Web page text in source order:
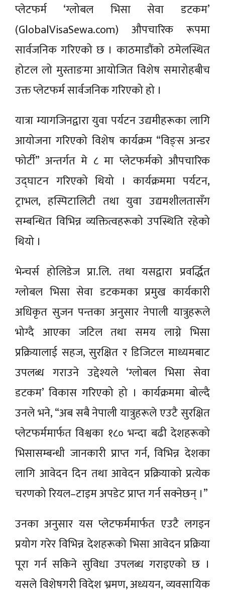
प्लेटफर्म ‘ग्लोबल भिसा सेवा डटकम’
(GlobalVisaSewa.com) औपचारिक रूपमा
सार्वजनिक गरिएको छ । काठमाडौंको ठमेलस्थित
होटल लो मुस्ताङमा आयोजित विशेष समारोहबीच
उक्त प्लेटफर्म सार्वजनिक गरिएको हो ।
यात्रा म्यागजिनद्वारा युवा पर्यटन उद्यमीहरूका लागि
आयोजना गरिएको विशेष कार्यक्रम “विङ्स अन्डर
फोर्टी” अन्तर्गत मे ८ मा प्लेटफर्मको औपचारिक
उद्घाटन गरिएको थियो । कार्यक्रममा पर्यटन,
ट्राभल, हस्पिटालिटी तथा युवा उद्यमशीलतासँग
सम्बन्धित विभिन्न व्यक्तित्वहरूको उपस्थिति रहेको
थियो ।
भेन्चर्स होलिडेज प्रा.लि. तथा यसद्वारा प्रवर्द्धित
ग्लोबल भिसा सेवा डटकमका प्रमुख कार्यकारी
अधिकृत सुजन पन्तका अनुसार नेपाली यात्रुहरूले
भोग्दै आएका जटिल तथा समय लाग्ने भिसा
प्रक्रियालाई सहज, सुरक्षित र डिजिटल माध्यमबाट
उपलब्ध गराउने उद्देश्यले ‘ग्लोबल भिसा सेवा
डटकम’ विकास गरिएको हो । कार्यक्रममा बोल्दै
उनले भने, “अब सबै नेपाली यात्रुहरूले एउटै सुरक्षित
प्लेटफर्ममार्फत विश्वका १८० भन्दा बढी देशहरूको
भिसासम्बन्धी जानकारी प्राप्त गर्न, विभिन्न देशका
लागि आवेदन दिन तथा आवेदन प्रक्रियाको प्रत्येक
चरणको रियल–टाइम अपडेट प्राप्त गर्न सक्नेछन् ।”
उनका अनुसार यस प्लेटफर्ममार्फत एउटै लगइन
प्रयोग गरेर विभिन्न देशहरूको भिसा आवेदन प्रक्रिया
पूरा गर्न सकिने सुविधा उपलब्ध गराइएको छ ।
यसले विशेषगरी विदेश भ्रमण, अध्ययन, व्यवसायिक